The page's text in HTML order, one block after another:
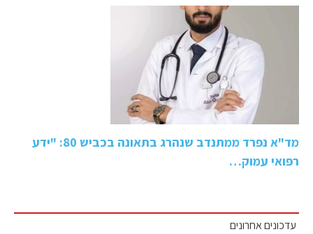
מד"א נפרד ממתנדב שנהרג בתאונה בכביש 80: "ידע
רפואי עמוק…
עדכונים אחרונים